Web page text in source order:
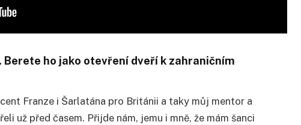
Berete ho jako otevření dveří k zahraničním
Franze i Šarlatána pro Británii a taky můj mentor a
už před časem. Přijde nám, jemu i mně, že mám šanci